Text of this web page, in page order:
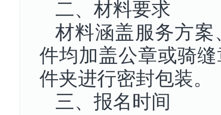
二、材料要求
材料涵盖服务方
件均加盖公章或骑
件夹进行密封包装。
三、报名时间